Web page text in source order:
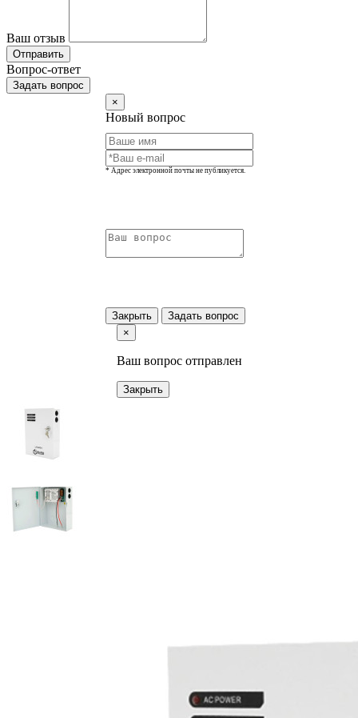
Ваш отзыв
Отправить
Вопрос-ответ
Задать вопрос
×
Новый вопрос
* Адрес электронной почты не публикуется.
Закрыть
Задать вопрос
×
Ваш вопрос отправлен
Закрыть